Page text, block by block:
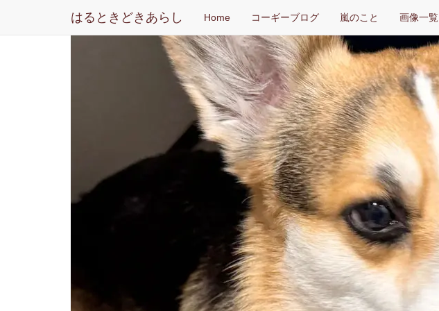
はるときどきあらし Home コーギーブログ 嵐のこと 画像一覧